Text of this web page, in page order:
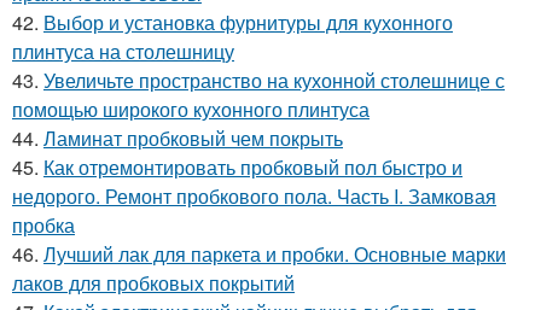
42. Выбор и установка фурнитуры для кухонного
плинтуса на столешницу
43. Увеличьте пространство на кухонной столешнице с
помощью широкого кухонного плинтуса
44. Ламинат пробковый чем покрыть
45. Как отремонтировать пробковый пол быстро и
недорого. Ремонт пробкового пола. Часть I. Замковая
пробка
46. Лучший лак для паркета и пробки. Основные марки
лаков для пробковых покрытий